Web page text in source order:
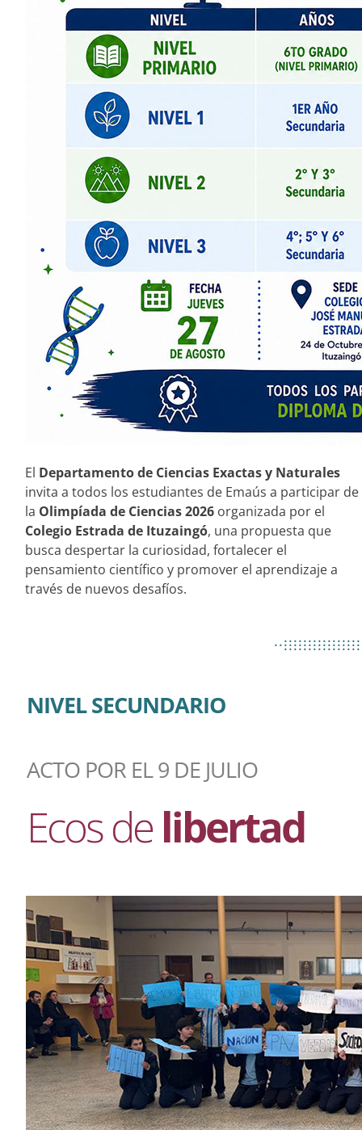
El Departamento de Ciencias Exactas y Naturales
invita a todos los estudiantes de Emaús a participar de
la Olimpíada de Ciencias 2026 organizada por el
Colegio Estrada de Ituzaingó, una propuesta que
busca despertar la curiosidad, fortalecer el
pensamiento científico y promover el aprendizaje a
través de nuevos desafíos.
NIVEL SECUNDARIO
ACTO POR EL 9 DE JULIO
Ecos de libertad